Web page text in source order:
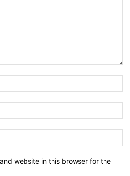
website in this browser for the